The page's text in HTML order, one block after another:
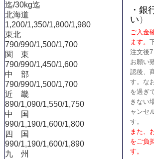
迄/30kg迄
北海道
1,200/1,350/1,800/1,980
東北
790/990/1,500/1,700
関 東
790/990/1,450/1,600
中 部
790/990/1,500/1,700
近 畿
890/1,090/1,550/1,750
中 国
990/1,190/1,600/1,800
四 国
990/1,190/1,600/1,890
九 州
・銀
い ）
ご入金
ます。
注文後
お願い
認後、
す。な
を過ぎ
きない
ャンセ
す。
また、
をご負
す。